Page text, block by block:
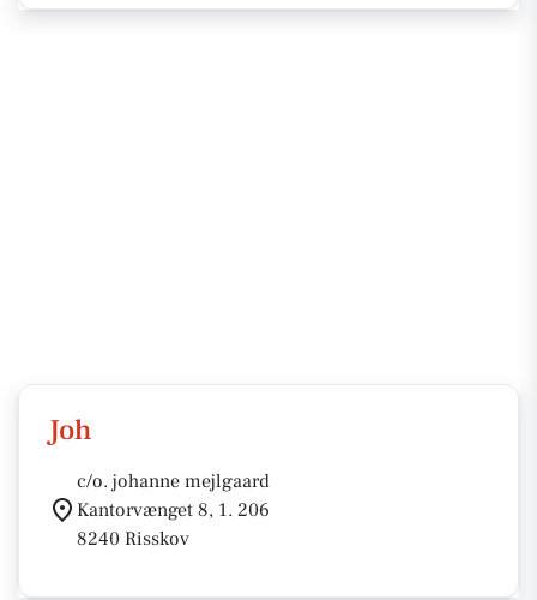
Joh
c/o. johanne mejlgaard
Kantorvænget 8, 1. 206
8240 Risskov